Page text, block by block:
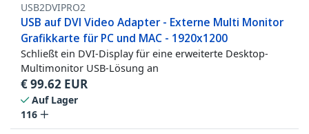
USB2DVIPRO2
USB auf DVI Video Adapter - Externe Multi Monitor
Grafikkarte für PC und MAC - 1920x1200
Schließt ein DVI-Display für eine erweiterte Desktop-
Multimonitor USB-Lösung an
€99.62 EUR
Auf Lager
116